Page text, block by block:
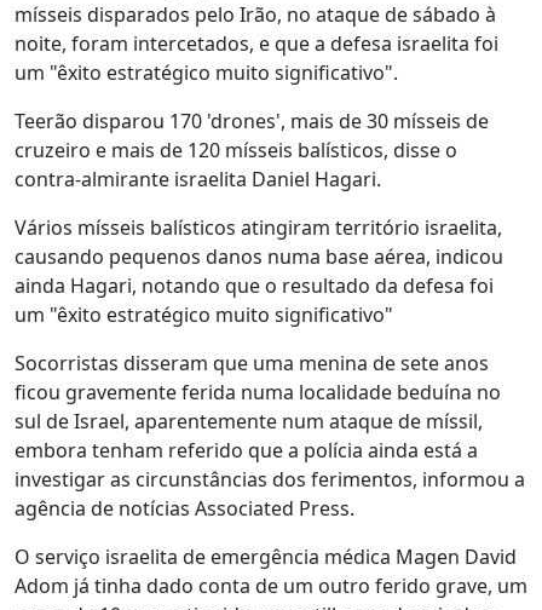
mísseis disparados pelo Irão, no ataque de sábado à
noite, foram intercetados, e que a defesa israelita foi
um "êxito estratégico muito significativo".
Teerão disparou 170 'drones', mais de 30 mísseis de
cruzeiro e mais de 120 mísseis balísticos, disse o
contra-almirante israelita Daniel Hagari.
Vários mísseis balísticos atingiram território israelita,
causando pequenos danos numa base aérea, indicou
ainda Hagari, notando que o resultado da defesa foi
um "êxito estratégico muito significativo"
Socorristas disseram que uma menina de sete anos
ficou gravemente ferida numa localidade beduína no
sul de Israel, aparentemente num ataque de míssil,
embora tenham referido que a polícia ainda está a
investigar as circunstâncias dos ferimentos, informou a
agência de notícias Associated Press.
O serviço israelita de emergência médica Magen David
Adom já tinha dado conta de um outro ferido grave, um